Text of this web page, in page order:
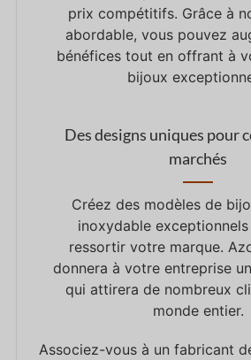
prix compétitifs. Grâce à
abordable, vous pouvez
bénéfices tout en offrant à
bijoux
Des designs uniques pour
marchés
Créez des modèles de
inoxydable
ressortir votre marque.
donnera à votre entreprise
qui attirera de nombreux
monde entier.
Associez-vous à un fabricant